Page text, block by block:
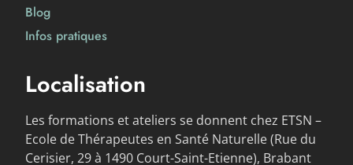
Blog
Infos pratiques
Localisation
Les formations et ateliers se donnent chez ETSN –
Ecole de Thérapeutes en Santé Naturelle (Rue du
Cerisier, 29 à 1490 Court-Saint-Etienne), Brabant